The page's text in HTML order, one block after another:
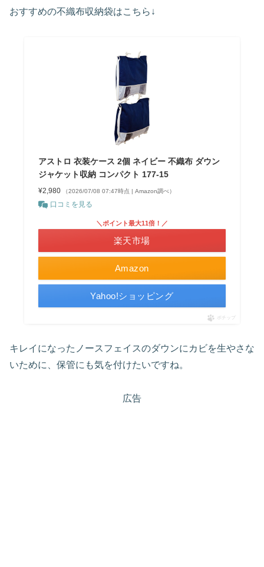
おすすめの不織布収納袋はこちら↓
アストロ 衣装ケース 2個 ネイビー 不織布 ダウン
ジャケット収納 コンパクト 177-15
¥2,980 （2026/07/08 07:47時点 | Amazon調べ）
口コミを見る
Amazon
＼ポイント最大11倍！／
楽天市場
Yahoo!ショッピング
ポチップ
キレイになったノースフェイスのダウンにカビを生やさな
いために、保管にも気を付けたいですね。
広告